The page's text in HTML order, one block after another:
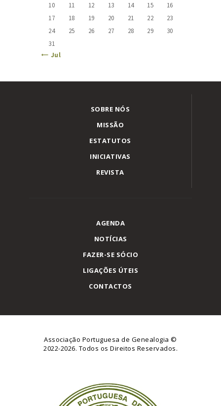
10
11 12 13 14 15
16
17
18 19 20 21 22
23
24
25 26 27 28 29
30
31
« Jul
SOBRE NÓS
MISSÃO
ESTATUTOS
INICIATIVAS
REVISTA
AGENDA
NOTÍCIAS
FAZER-SE SÓCIO
LIGAÇÕES ÚTEIS
CONTACTOS
Associação Portuguesa de Genealogia©
2022-2026. Todos os Direitos Reservados.